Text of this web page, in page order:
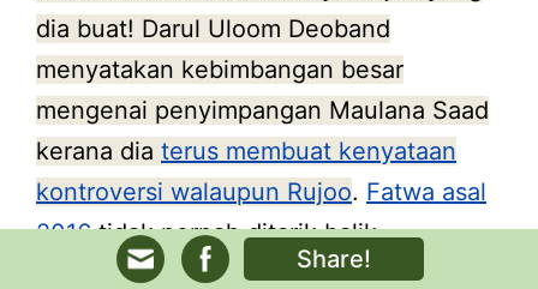
dia buat! Darul Uloom Deoband
menyatakan kebimbangan besar
mengenai penyimpangan Maulana Saad
kerana dia terus membuat kenyataan
kontroversi walaupun Rujoo. Fatwa asal
2016tidak pernah ditarik balik.
Share!